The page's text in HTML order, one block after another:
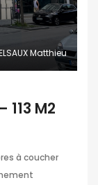
Matthieu
113 M2
à coucher